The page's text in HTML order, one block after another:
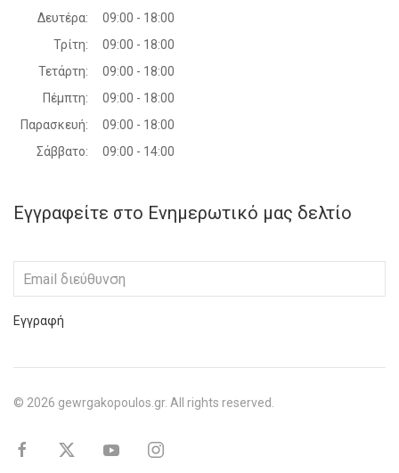
Δευτέρα:
09:00 - 18:00
Τρίτη:
09:00 - 18:00
Τετάρτη:
09:00 - 18:00
Πέμπτη:
09:00 - 18:00
Παρασκευή:
09:00 - 18:00
Σάββατο:
09:00 - 14:00
Εγγραφείτε στο Ενημερωτικό μας δελτίο
Εγγραφή
© 2026 gewrgakopoulos.gr. All rights reserved.